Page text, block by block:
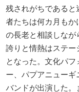
残されがちであると
者たちは何カ月もか
の長老と相談しなが
誇りと情熱はステー
となった。文化パ
ー、パプアニュー
バンドが出演した。